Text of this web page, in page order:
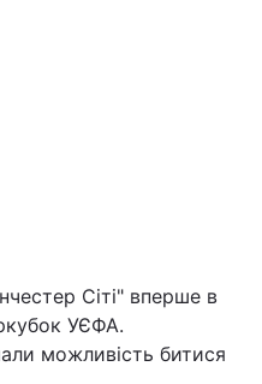
Сіті" вперше в
УЄФА.
можливість битися